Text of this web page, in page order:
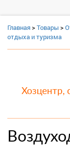
Главная>Товары >
отдыха и туризма
Хозцентр,